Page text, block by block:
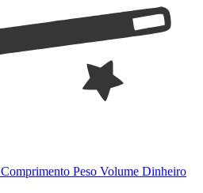
Comprimento Peso Volume Dinheiro